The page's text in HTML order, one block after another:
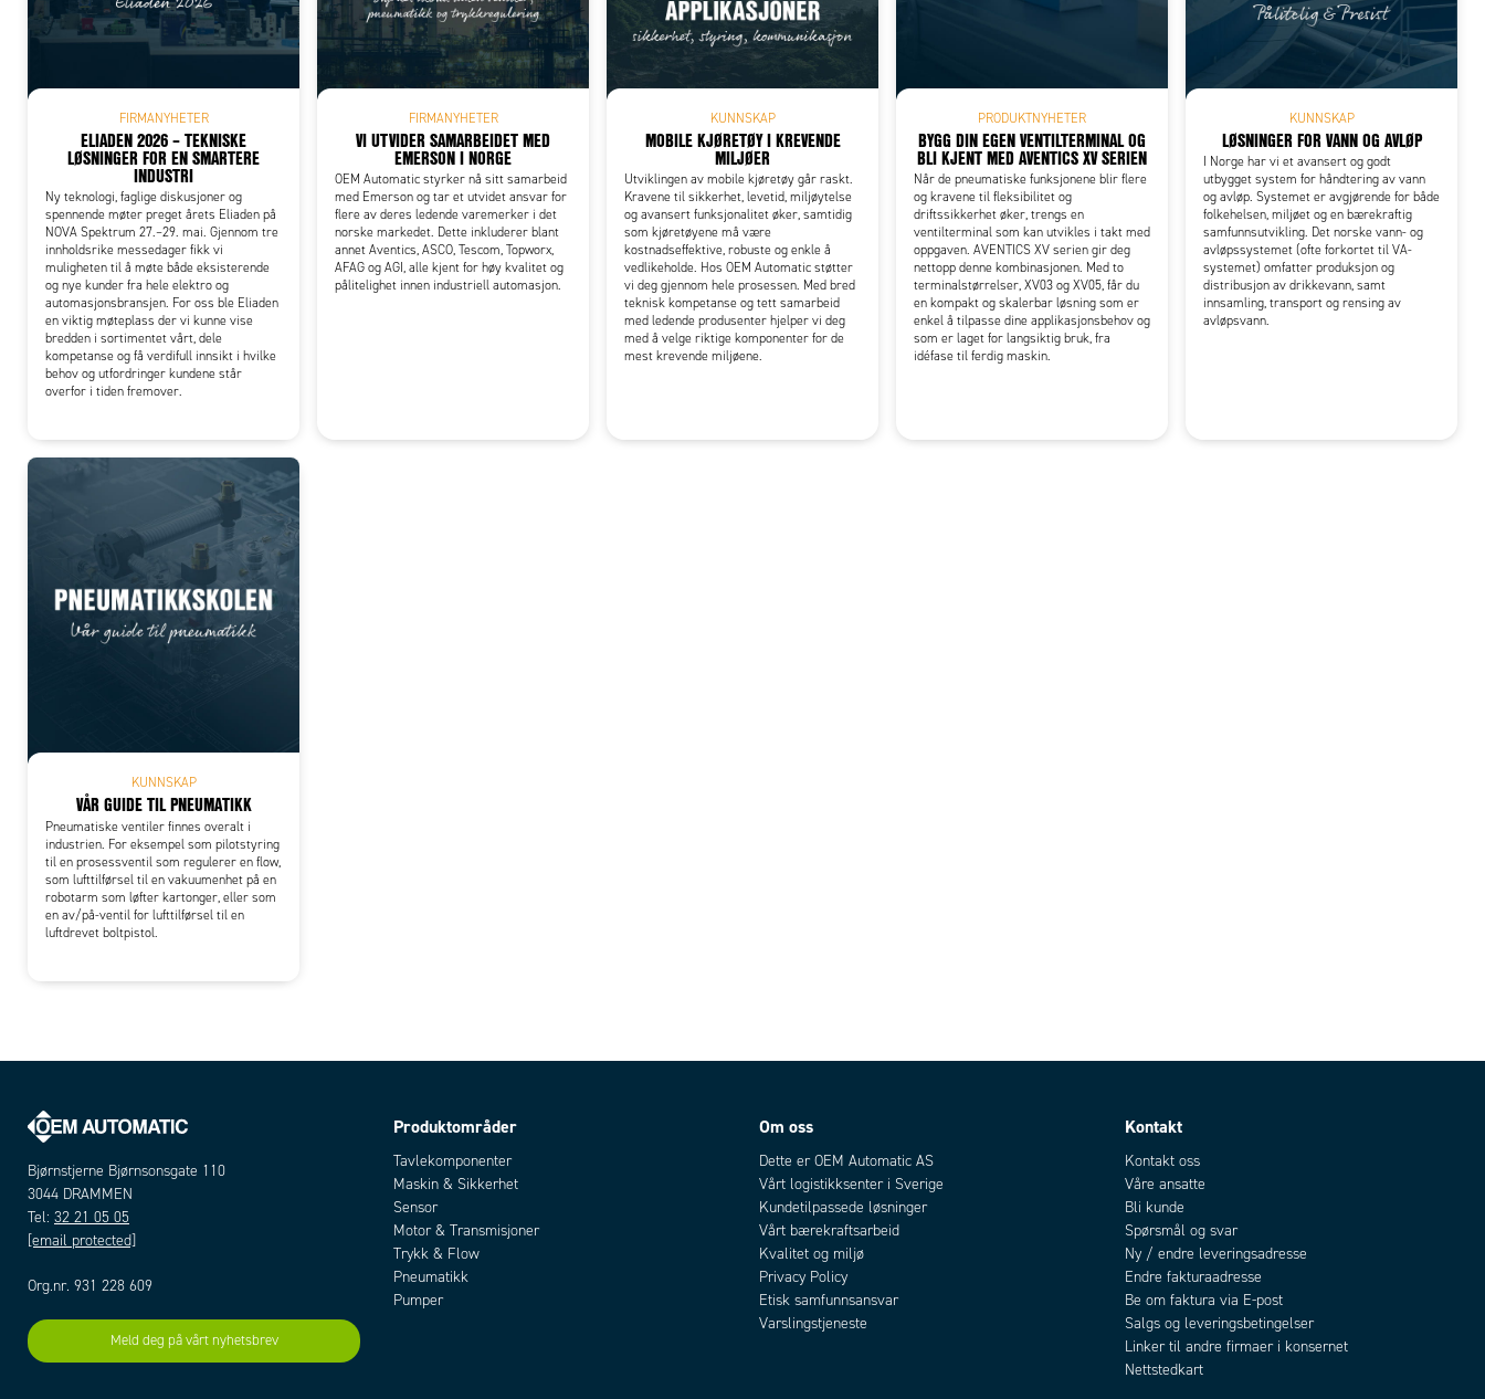
FIRMANYHETER
ELIADEN 2026 – TEKNISKE
LØSNINGER FOR EN SMARTERE
INDUSTRI
Ny teknologi, faglige diskusjoner og
spennende møter preget årets Eliaden på
NOVA Spektrum 27.–29. mai. Gjennom tre
innholdsrike messedager fikk vi
muligheten til å møte både eksisterende
og nye kunder fra hele elektro og
automasjonsbransjen. For oss ble Eliaden
en viktig møteplass der vi kunne vise
bredden i sortimentet vårt, dele
kompetanse og få verdifull innsikt i hvilke
behov og utfordringer kundene står
overfor i tiden fremover.
FIRMANYHETER
VI UTVIDER SAMARBEIDET MED
EMERSON I NORGE
OEM Automatic styrker nå sitt samarbeid
med Emerson og tar et utvidet ansvar for
flere av deres ledende varemerker i det
norske markedet. Dette inkluderer blant
annet Aventics, ASCO, Tescom, Topworx,
AFAG og AGI, alle kjent for høy kvalitet og
pålitelighet innen industriell automasjon.
KUNNSKAP
MOBILE KJØRETØY I KREVENDE
MILJØER
Utviklingen av mobile kjøretøy går raskt.
Kravene til sikkerhet, levetid, miljøytelse
og avansert funksjonalitet øker, samtidig
som kjøretøyene må være
kostnadseffektive, robuste og enkle å
vedlikeholde. Hos OEM Automatic støtter
vi deg gjennom hele prosessen. Med bred
teknisk kompetanse og tett samarbeid
med ledende produsenter hjelper vi deg
med å velge riktige komponenter for de
mest krevende miljøene.
PRODUKTNYHETER
BYGG DIN EGEN VENTILTERMINAL OG
BLI KJENT MED AVENTICS XV SERIEN
Når de pneumatiske funksjonene blir flere
og kravene til fleksibilitet og
driftssikkerhet øker, trengs en
ventilterminal som kan utvikles i takt med
oppgaven. AVENTICS XV serien gir deg
nettopp denne kombinasjonen. Med to
terminalstørrelser, XV03 og XV05, får du
en kompakt og skalerbar løsning som er
enkel å tilpasse dine applikasjonsbehov og
som er laget for langsiktig bruk, fra
idéfase til ferdig maskin.
KUNNSKAP
LØSNINGER FOR VANN OG AVLØP
I Norge har vi et avansert og godt
utbygget system for håndtering av vann
og avløp. Systemet er avgjørende for både
folkehelsen, miljøet og en bærekraftig
samfunnsutvikling. Det norske vann- og
avløpssystemet (ofte forkortet til VA-
systemet) omfatter produksjon og
distribusjon av drikkevann, samt
innsamling, transport og rensing av
avløpsvann.
KUNNSKAP
VÅR GUIDE TIL PNEUMATIKK
Pneumatiske ventiler finnes overalt i
industrien. For eksempel som pilotstyring
til en prosessventil som regulerer en flow,
som lufttilførsel til en vakuumenhet på en
robotarm som løfter kartonger, eller som
en av/på-ventil for lufttilførsel til en
luftdrevet boltpistol.
Bjørnstjerne Bjørnsonsgate 110
3044 DRAMMEN
Tel: 32 21 05 05
[email protected]
Org.nr. 931 228 609
Meld deg på vårt nyhetsbrev
Produktområder
Tavlekomponenter
Maskin & Sikkerhet
Sensor
Motor & Transmisjoner
Trykk & Flow
Pneumatikk
Pumper
Om oss
Dette er OEM Automatic AS
Vårt logistikksenter i Sverige
Kundetilpassede løsninger
Vårt bærekraftsarbeid
Kvalitet og miljø
Privacy Policy
Etisk samfunnsansvar
Varslingstjeneste
Kontakt
Kontakt oss
Våre ansatte
Bli kunde
Spørsmål og svar
Ny / endre leveringsadresse
Endre fakturaadresse
Be om faktura via E-post
Salgs og leveringsbetingelser
Linker til andre firmaer i konsernet
Nettstedkart